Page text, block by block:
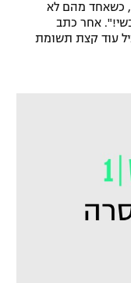
כשאחד מהם לא
אחר כתב
עוד קצת תשומת